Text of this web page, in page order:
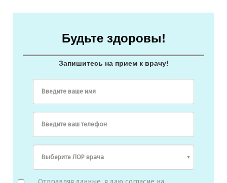
Будьте здоровы!
Запишитесь на прием к врачу!
Введите ваше имя
Введите ваш телефон